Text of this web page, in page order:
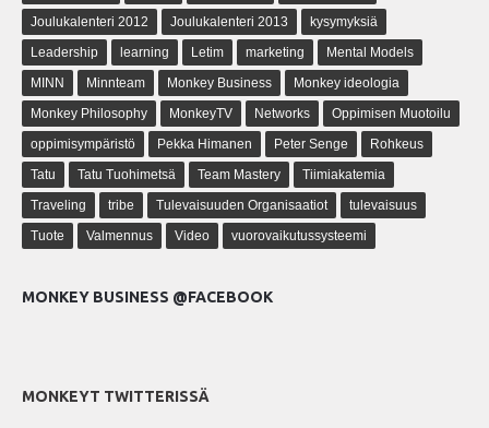
Joulukalenteri 2012
Joulukalenteri 2013
kysymyksiä
Leadership
learning Letim marketing
Mental Models
MINN
Minnteam Monkey Business
Monkey ideologia
Monkey Philosophy
MonkeyTV Networks
Oppimisen Muotoilu
oppimisympäristö
Pekka Himanen Peter Senge
Rohkeus
Tatu
Tatu Tuohimetsä Team Mastery
Tiimiakatemia
Traveling
tribe Tulevaisuuden Organisaatiot
tulevaisuus
Tuote
Valmennus Video vuorovaikutussysteemi
MONKEY BUSINESS @FACEBOOK
MONKEYT TWITTERISSÄ